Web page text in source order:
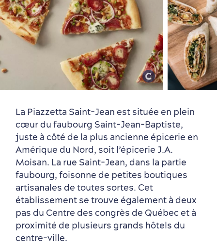
Vieux-Québec
Quartiers centraux
Autour du centre-ville
Incontournables
Quoi faire en août
Activités en été
7 expériences gourmandes
Produits locaux
Où dormir?
Vieux-Québec
Hôtels écologiques
Forfaits et rabais
Itinéraires
Magazine Québec cité
La Piazzetta Saint-Jean est située en plein
cœur du faubourg Saint-Jean-Baptiste,
juste à côté de la plus ancienne épicerie en
Amérique du Nord, soit l’épicerie J.A.
Moisan. La rue Saint-Jean, dans la partie
faubourg, foisonne de petites boutiques
artisanales de toutes sortes. Cet
établissement se trouve également à deux
pas du Centre des congrès de Québec et à
proximité de plusieurs grands hôtels du
centre-ville.